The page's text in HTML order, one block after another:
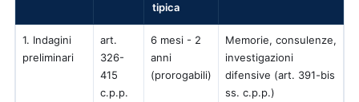
tipica
1. Indagini
preliminari
art.
326-
415
c.p.p.
6 mesi - 2
anni
(prorogabili)
Memorie, consulenze,
investigazioni
difensive (art. 391-bis
ss. c.p.p.)